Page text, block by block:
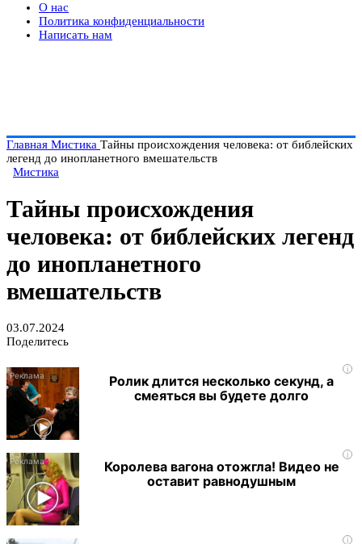
О нас
Политика конфиденциальности
Написать нам
Главная Мистика Тайны происхождения человека: от библейских
легенд до инопланетного вмешательств
Мистика
Тайны происхождения
человека: от библейских легенд
до инопланетного
вмешательств
03.07.2024
Поделитесь
i
Ролик длится несколько секунд, а
смеяться вы будете долго
i
Королева вагона отожгла! Видео не
оставит равнодушным
i